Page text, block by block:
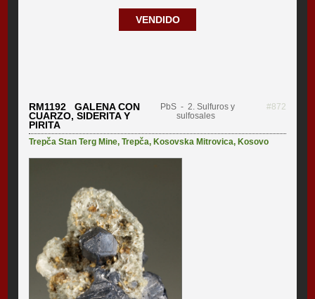
VENDIDO
RM1192 GALENA CON
CUARZO, SIDERITA Y
PIRITA
PbS- 2. Sulfuros y
sulfosales
#872
Trepča Stan Terg Mine,Trepča,Kosovska Mitrovica,Kosovo